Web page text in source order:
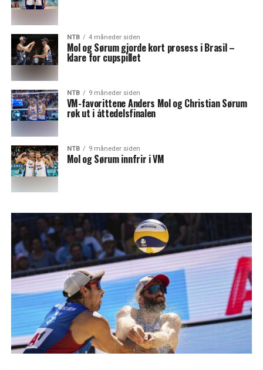
NTB 4 måneder siden
Mol og Sørum gjorde kort prosess i Brasil –
klare for cupspillet
NTB 9 måneder siden
VM-favorittene Anders Mol og Christian Sørum
røk ut i åttedelsfinalen
NTB 9 måneder siden
Mol og Sørum innfrir i VM